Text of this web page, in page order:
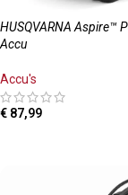
HUSQVARNA Aspire™
Accu
Accu's
€ 87,99